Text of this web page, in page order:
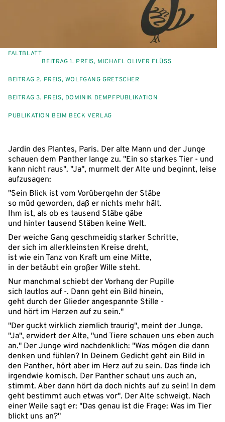
FALTBLATT
BEITRAG 1. PREIS, MICHAEL OLIVER FLÜSS
BEITRAG 2. PREIS, WOLFGANG GRETSCHER
BEITRAG 3. PREIS, DOMINIK DEMPFPUBLIKATION
PUBLIKATION BEIM BECK VERLAG
Jardin des Plantes, Paris. Der alte Mann und der Junge
schauen dem Panther lange zu. "Ein so starkes Tier - und
kann nicht raus". "Ja", murmelt der Alte und beginnt, leise
aufzusagen:
"Sein Blick ist vom Vorübergehn der Stäbe
so müd geworden, daß er nichts mehr hält.
Ihm ist, als ob es tausend Stäbe gäbe
und hinter tausend Stäben keine Welt.
Der weiche Gang geschmeidig starker Schritte,
der sich im allerkleinsten Kreise dreht,
ist wie ein Tanz von Kraft um eine Mitte,
in der betäubt ein großer Wille steht.
Nur manchmal schiebt der Vorhang der Pupille
sich lautlos auf -. Dann geht ein Bild hinein,
geht durch der Glieder angespannte Stille -
und hört im Herzen auf zu sein."
"Der guckt wirklich ziemlich traurig", meint der Junge.
"Ja", erwidert der Alte, "und Tiere schauen uns eben auch
an." Der Junge wird nachdenklich: "Was mögen die dann
denken und fühlen? In Deinem Gedicht geht ein Bild in
den Panther, hört aber im Herz auf zu sein. Das finde ich
irgendwie komisch. Der Panther schaut uns auch an,
stimmt. Aber dann hört da doch nichts auf zu sein! In dem
geht bestimmt auch etwas vor". Der Alte schweigt. Nach
einer Weile sagt er: "Das genau ist die Frage: Was im Tier
blickt uns an?"